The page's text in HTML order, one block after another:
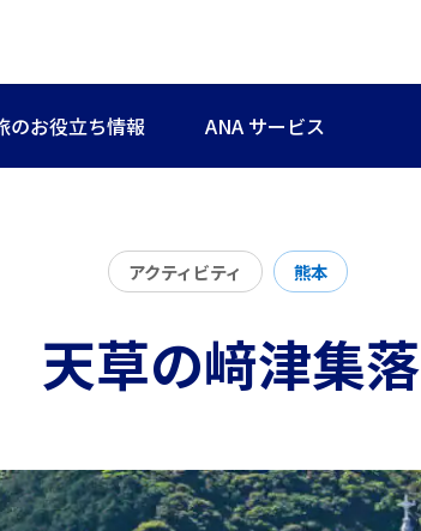
のお役立ち情報 ANA サービス
アクティビティ 熊本
天草の﨑津集落